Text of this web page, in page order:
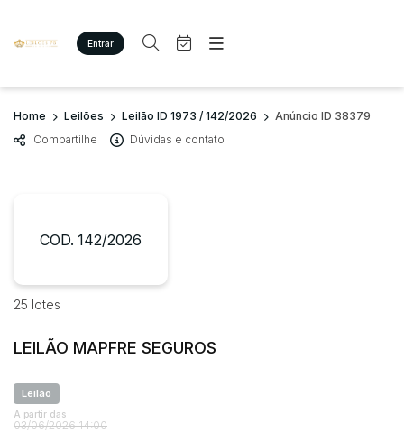
Entrar
Criar conta Entrar
Site
Agenda
Quem Somos
Imóveis
Veículos
Carros
Utilitário
Busca por palavra-chave
Bairro
Judiciais Extrajudiciais
R$
Quem Somos
Home Leilões Leilão ID 1973 / 142/2026
Anúncio ID 38379
Compartilhe
Dúvidas e contato
COD. 142/2026
25 lotes
LEILÃO MAPFRE SEGUROS
Leilão
A partir das
03/06/2026 14:00